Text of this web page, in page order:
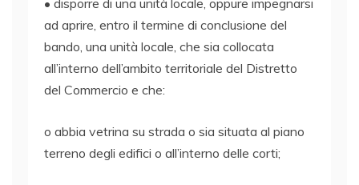
ad aprire, entro il termine di conclusione del
bando, una unità locale, che sia collocata
all’interno dell’ambito territoriale del Distretto
del Commercio e che:
o abbia vetrina su strada o sia situata al piano
terreno degli edifici o all’interno delle corti;